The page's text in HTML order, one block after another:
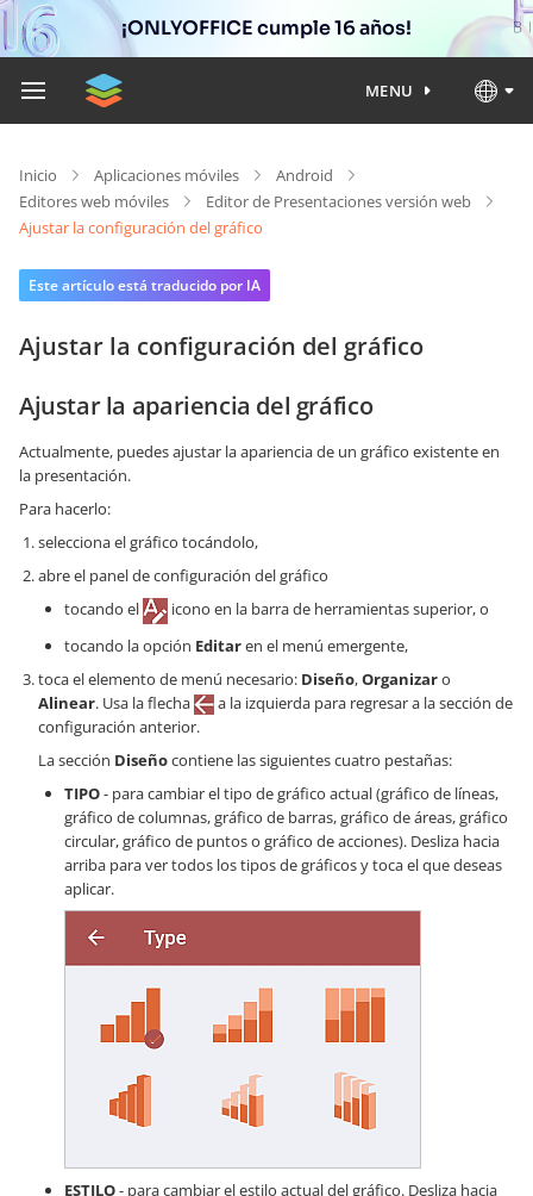
¡ONLYOFFICE cumple 16 años!
MENU
Inicio Aplicaciones móviles
Android
Editores web móviles
Editor de Presentaciones versión web
Ajustar la configuración del gráfico
Este artículo está traducido por IA
Ajustar la configuración del gráfico
Ajustar la apariencia del gráfico
Actualmente, puedes ajustar la apariencia de un gráfico existente en
la presentación.
Para hacerlo:
selecciona el gráfico tocándolo,
abre el panel de configuración del gráfico
tocando el
icono en la barra de herramientas superior, o
tocando la opción Editaren el menú emergente,
toca el elemento de menú necesario: Diseño,Organizaro
Alinear. Usa la flecha
a la izquierda para regresar a la sección de
configuración anterior.
La sección Diseñocontiene las siguientes cuatro pestañas:
TIPO- para cambiar el tipo de gráfico actual (gráfico de líneas,
gráfico de columnas, gráfico de barras, gráfico de áreas, gráfico
circular, gráfico de puntos o gráfico de acciones). Desliza hacia
arriba para ver todos los tipos de gráficos y toca el que deseas
aplicar.
ESTILO- para cambiar el estilo actual del gráfico. Desliza hacia